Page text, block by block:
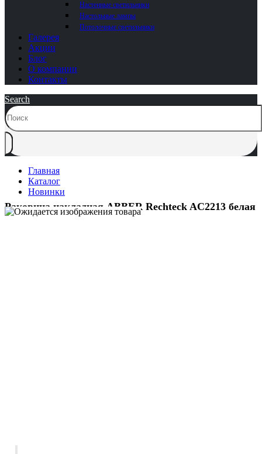
Настенные светильники
Настольные лампы
Потолочные светильники
Галерея
Акции
Блог
О компании
Контакты
Search
Главная
Каталог
Новинки
Раковина накладная ABBER Rechteck AC2213 белая